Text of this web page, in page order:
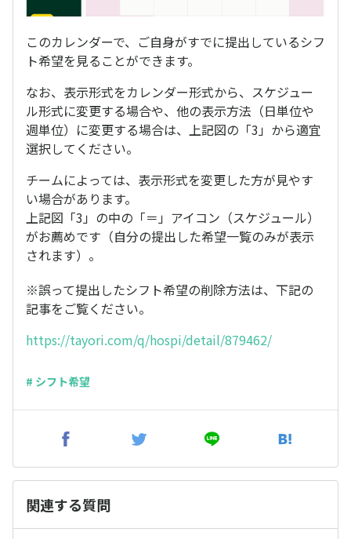
このカレンダーで、ご自身がすでに提出しているシフ
ト希望を見ることができます。
なお、表示形式をカレンダー形式から、スケジュー
ル形式に変更する場合や、他の表示方法（日単位や
週単位）に変更する場合は、上記図の「3」から適宜
選択してください。
チームによっては、表示形式を変更した方が見やす
い場合があります。
上記図「3」の中の「＝」アイコン（スケジュール）
がお薦めです（自分の提出した希望一覧のみが表示
されます）。
※誤って提出したシフト希望の削除方法は、下記の
記事をご覧ください。
https://tayori.com/q/hospi/detail/879462/
# シフト希望
関連する質問